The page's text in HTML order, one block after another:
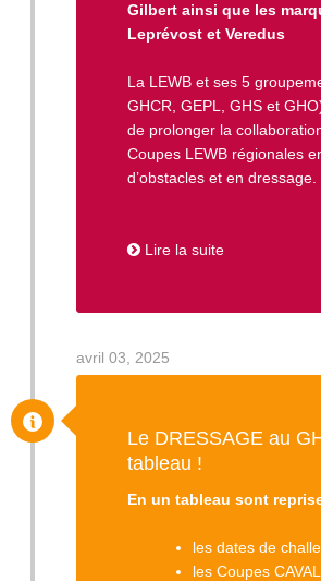
Gilbert ainsi que les
Leprévost et Veredus
La LEWB et ses 5
GHCR, GEPL, GHS et
de prolonger la
Coupes LEWB régionales
d’obstacles et en dressage.
Lire la suite
avril 03, 2025
Le DRESSAGE au
tableau !
En un tableau sont
les dates de
les Coupes